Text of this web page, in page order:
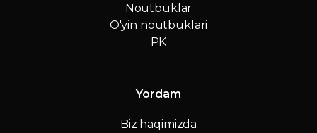
Noutbuklar
O'yin noutbuklari
PK
Yordam
Biz haqimizda